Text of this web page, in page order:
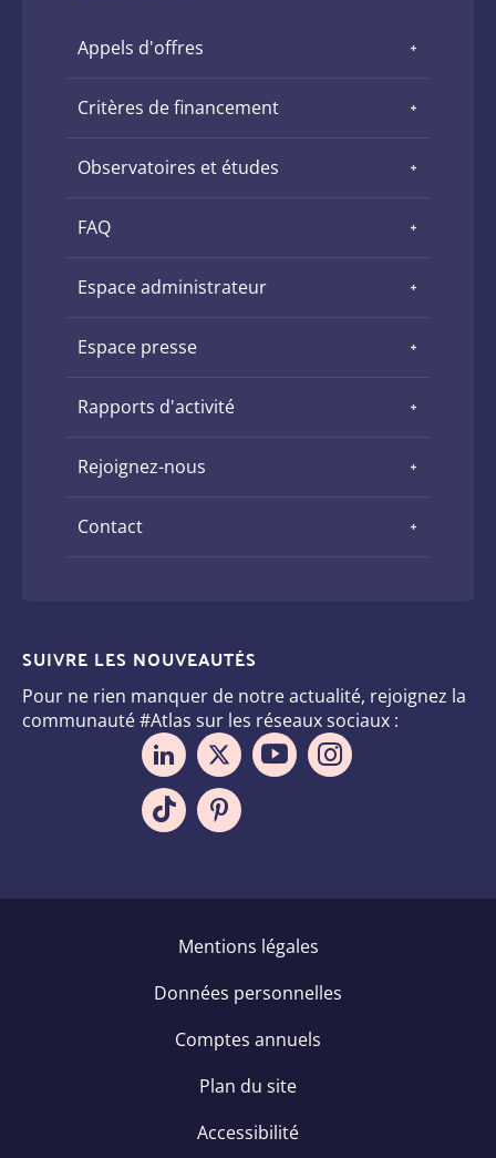
Appels d'offres
Critères de financement
Observatoires et études
FAQ
Espace administrateur
Espace presse
Rapports d'activité
Rejoignez-nous
Contact
SUIVRE LES NOUVEAUTÉS
Pour ne rien manquer de notre actualité, rejoignez la
communauté #Atlas sur les réseaux sociaux :
Mentions légales
Données personnelles
Comptes annuels
Plan du site
Accessibilité